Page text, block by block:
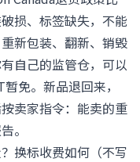
损、标签缺失，不能
新包装、翻新、销毁
自己的监管仓，可以
免。新品退回来，
卖家指令：能卖的重
。
换标收费如何（不写